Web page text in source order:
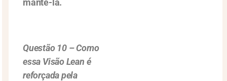
mantê-la.
Questão 10 – Como
essa Visão Lean é
reforçada pela